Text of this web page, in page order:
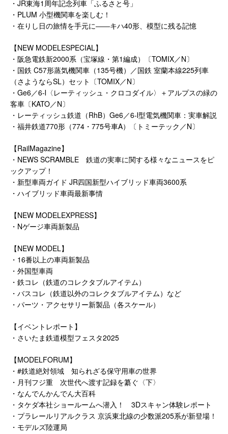
・JR東海1周年記念列車「ふるさと号」
・PLUM 小型機関車を楽しむ！
・在りし日の旅情を手元に――キハ40形、模型に残る記憶
【NEW MODELESPECIAL】
・阪急電鉄新2000系（宝塚線・第1編成）〔TOMIX／N〕
・国鉄 C57形蒸気機関車（135号機）／国鉄 室蘭本線225列車
（さようならSL）セット〔TOMIX／N〕
・Ge6／6-Ⅰ〈レーティッシュ・クロコダイル〉＋アルプスの緑の
客車〔KATO／N〕
・レーティッシュ鉄道（RhB）Ge6／6-Ⅰ型電気機関車：実車解説
・福井鉄道770形（774・775号車A）〔トミーテック／N〕
【RailMagazine】
・NEWS SCRAMBLE 鉄道の実車に関する様々なニュースをピ
ックアップ！
・新型車両ガイド JR四国新型ハイブリッド車両3600系
・ハイブリッド車両最新事情
【NEW MODELEXPRESS】
・Nゲージ車両新製品
【NEW MODEL】
・16番以上の車両新製品
・外国型車両
・鉄コレ（鉄道のコレクタブルアイテム）
・バスコレ（鉄道以外のコレクタブルアイテム）など
・パーツ・アクセサリー新製品（各スケール）
【イベントレポート】
・さいたま鉄道模型フェスタ2025
【MODELFORUM】
・#鉄道絶対領域 知られざる保守用車の世界
・月刊フジ重 次世代へ渡す記録を纂ぐ〈下〉
・なんでんかんでん大百科
・タケダ本社ショールームへ潜入！ 3Dスキャン体験レポート
・プラレールリアルクラス 京浜東北線の少数派205系が新登場！
・モデルズ陸運局